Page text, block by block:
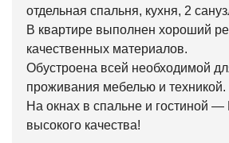
отдельная спальня, кухня, 2
В квартире выполнен хороший
качественных материалов.
Обустроена всей необходимой
проживания мебелью и техникой.
На окнах в спальне и гостиной —
высокого качества!